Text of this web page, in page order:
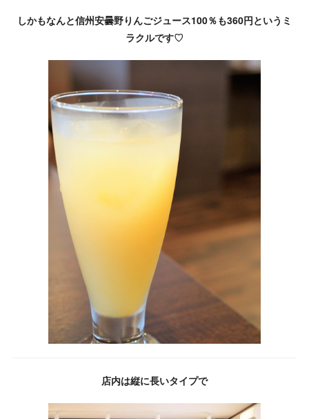
しかもなんと信州安曇野りんごジュース100％も360円というミ
ラクルです♡
店内は縦に長いタイプで